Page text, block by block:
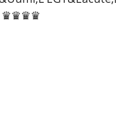
♛♛♛♛